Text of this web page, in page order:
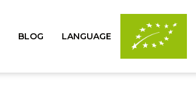
BLOG LANGUAGE